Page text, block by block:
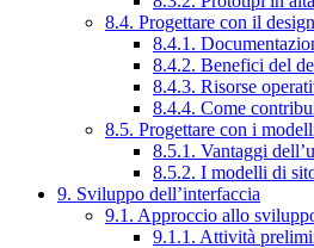
8.4. Progettare con il
8.4.1.
8.4.2. Benefici del
8.4.3. Risorse
8.4.4. Come
8.5. Progettare con i
8.5.1. Vantaggi
8.5.2. I modelli di
9. Sviluppo dell’interfaccia
9.1. Approccio allo
9.1.1. Attività